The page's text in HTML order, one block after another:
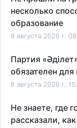
несколько
образование
9 августа 2026 г.
Партия
обязателен для
8 августа 2026 г.
Не знаете, где
рассказали,